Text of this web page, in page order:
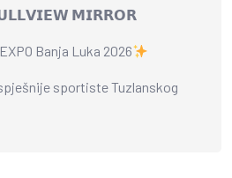
𝗠𝗜𝗥𝗥𝗢𝗥
Banja Luka 2026
sportiste Tuzlanskog